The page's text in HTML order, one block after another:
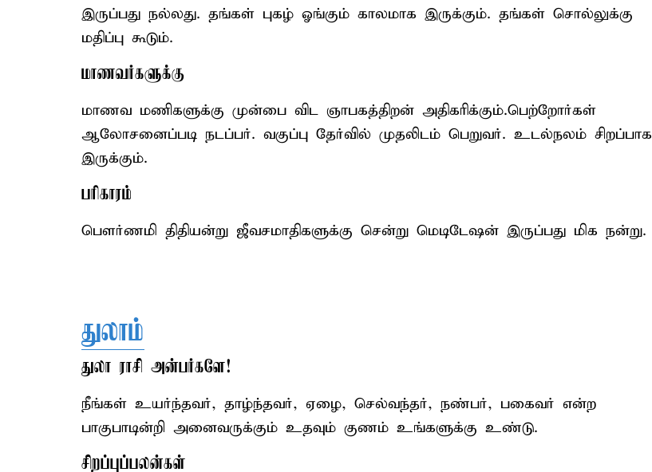
இருப்பது நல்லது. தங்கள் புகழ் ஓங்கும் காலமாக இருக்கும். தங்கள் சொல்லுக்கு
மதிப்பு கூடும்.
மாணவர்களுக்கு
மாணவ மணிகளுக்கு முன்பை விட ஞாபகத்திறன் அதிகரிக்கும்.பெற்றோர்கள்
ஆலோசனைப்படி நடப்பர். வகுப்பு தேர்வில் முதலிடம் பெறுவர். உடல்நலம் சிறப்பாக
இருக்கும்.
பரிகாரம்
பௌர்ணமி திதியன்று ஜீவசமாதிகளுக்கு சென்று மெடிடேஷன் இருப்பது மிக நன்று.
துலாம்
துலா ராசி அன்பர்களே!
நீங்கள் உயர்ந்தவர், தாழ்ந்தவர், ஏழை, செல்வந்தர், நண்பர், பகைவர் என்ற
பாகுபாடின்றி அனைவருக்கும் உதவும் குணம் உங்களுக்கு உண்டு.
சிறப்புப்பலன்கள்